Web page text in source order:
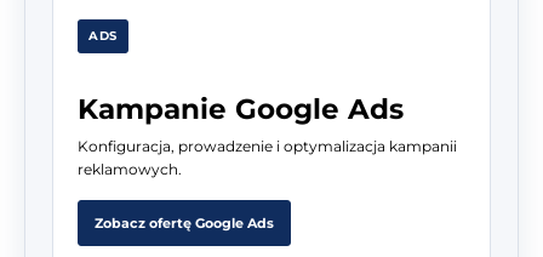
ADS
Kampanie Google Ads
Konfiguracja, prowadzenie i optymalizacja kampanii
reklamowych.
Zobacz ofertę Google Ads